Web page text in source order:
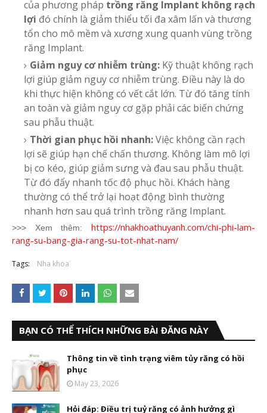
của phương pháp trồng răng Implant không rạch
lợi đó chính là giảm thiểu tối đa xâm lấn và thương
tổn cho mô mềm và xương xung quanh vùng trồng
răng Implant.
Giảm nguy cơ nhiễm trùng: Kỹ thuật không rạch
lợi giúp giảm nguy cơ nhiễm trùng. Điều này là do
khi thực hiện không có vết cắt lớn. Từ đó tăng tính
an toàn và giảm nguy cơ gặp phải các biến chứng
sau phẫu thuật.
Thời gian phục hồi nhanh:Việc không cần rạch
lợi sẽ giúp hạn chế chấn thương. Không làm mô lợi
bị co kéo, giúp giảm sưng và đau sau phẫu thuật.
Từ đó đẩy nhanh tốc độ phục hồi. Khách hàng
thường có thể trở lại hoạt động bình thường
nhanh hơn sau quá trình trồng răng Implant.
>>> Xem thêm: https://nhakhoathuyanh.com/chi-phi-lam-
rang-su-bang-gia-rang-su-tot-nhat-nam/
Tags: Nha khoa
BẠN CÓ THỂ THÍCH NHỮNG BÀI ĐĂNG NÀY
Thông tin về tình trạng viêm tủy răng có hồi
phục
May 23, 2026
Hỏi đáp: Điều trị tuỷ răng có ảnh hưởng gì